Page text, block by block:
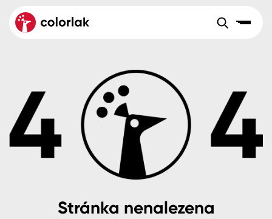
Velkoobchod Sortiment
Aktuality
Reference
O společnosti
Dřevo
Beton, asfalt, minerální podklady
Plast, sklo, keramika
Colorlak Dekor
Colorlak Profi
Colorlak Pta
Stránka nenalezena